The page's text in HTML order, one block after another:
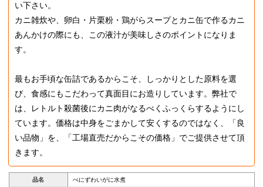
い下さい。
カニ雑炊や、卵白・片栗粉・鶏がらスープとカニ缶で作るカニ
あんかけの際にも、この液汁が美味しさのポイントになりま
す。
最もお手頃な缶詰であるからこそ、しっかりとした原料を選
び、食感にもこだわって真面目にお造りしています。弊社で
は、レトルト殺菌後にカニ肉がなるべくふっくらするようにし
ています。価格は中身をごまかして安くするのではなく、「良
い品物」を、「工場直売だからこその価格」でご提供させて頂
きます。
品名 べにずわいがに水煮